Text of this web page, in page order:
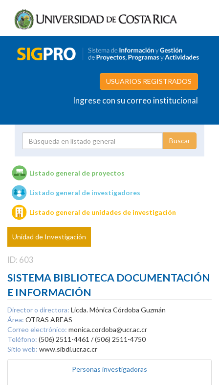
USUARIOS REGISTRADOS
Ingrese con su correo institucional
Unidades de investigación
Listado general de proyectos
Listado general de investigadores
Listado general de unidades de investigación
Unidad de Investigación
ID: 603
SISTEMA BIBLIOTECA DOCUMENTACIÓN
E INFORMACIÓN
Director o directora: Licda. Mónica Córdoba Guzmán
Área: OTRAS AREAS
Correo electrónico: monica.cordoba@ucr.ac.cr
Teléfono: (506) 2511-4461 / (506) 2511-4750
Sitio web: www.sibdi.ucr.ac.cr
Personas investigadoras